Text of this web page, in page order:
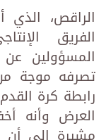
الراقص،
الفريق
المسؤولين
تصرفه موجة
رابطة كرة
العرض وأنه